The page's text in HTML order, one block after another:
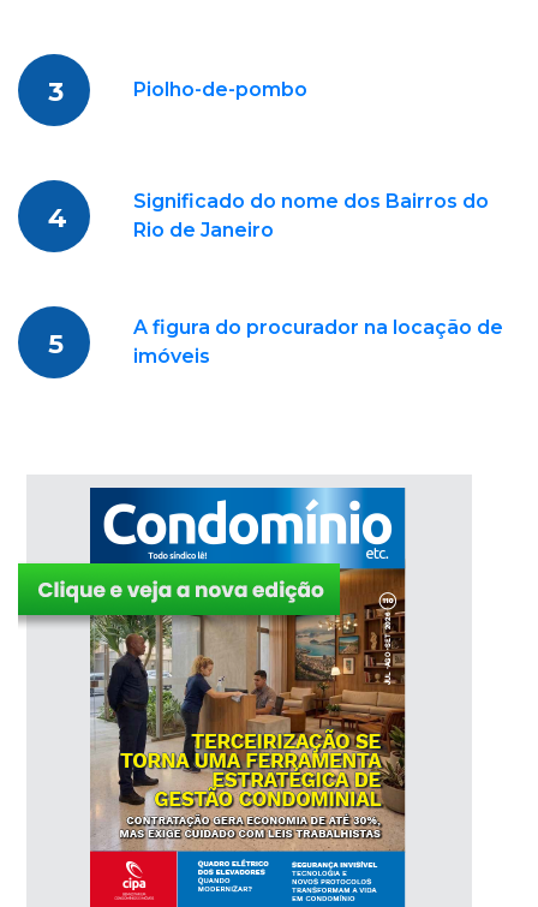
3 Piolho-de-pombo
4
Significado do nome dos Bairros do
Rio de Janeiro
5
A figura do procurador na locação de
imóveis